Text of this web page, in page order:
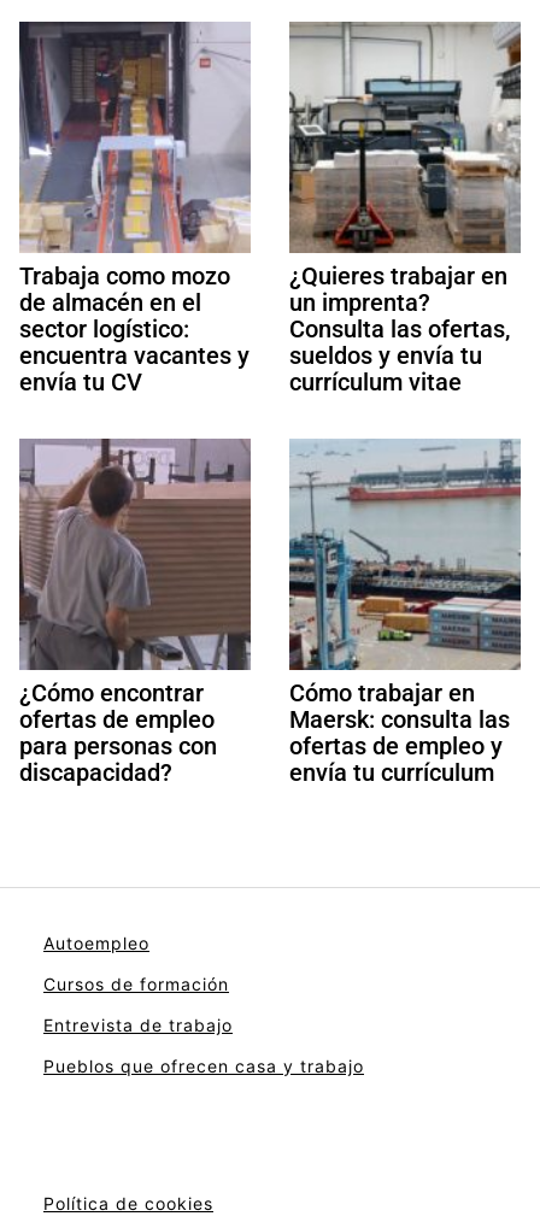
Trabaja como mozo
de almacén en el
sector logístico:
encuentra vacantes y
envía tu CV
¿Quieres trabajar en
un imprenta?
Consulta las ofertas,
sueldos y envía tu
currículum vitae
¿Cómo encontrar
ofertas de empleo
para personas con
discapacidad?
Cómo trabajar en
Maersk: consulta las
ofertas de empleo y
envía tu currículum
Autoempleo
Cursos de formación
Entrevista de trabajo
Pueblos que ofrecen casa y trabajo
Política de cookies